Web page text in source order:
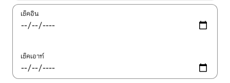
เช็คอิน
เช็คเอาท์